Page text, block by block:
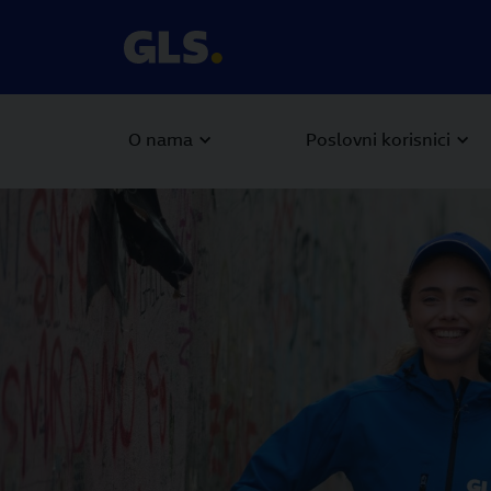
O nama Poslovni korisnici